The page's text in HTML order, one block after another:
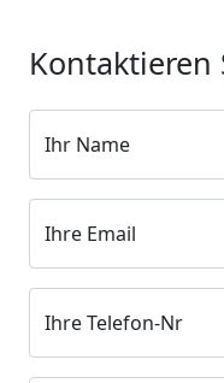
Kontaktieren
Ihr Name
Ihre Email
Ihre Telefon-Nr